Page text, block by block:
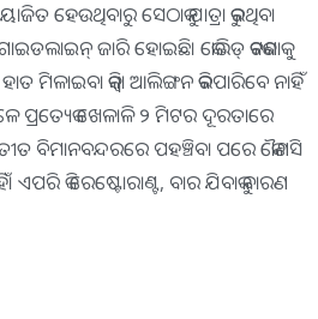
ହେଉଥିବାରୁ ସେଠାକୁ ଯାତ୍ରା କରୁଥିବା
ଜାରି ହୋଇଛି। କୋଭିଡ୍‌ କଟକଣାକୁ
ମିଳାଇବା କିମ୍ବା ଆଲିଙ୍ଗନ କରିପାରିବେ ନାହିଁ
ପ୍ରତ୍ୟେକ ଖେଳାଳି ୨ ମିଟର ଦୂରତାରେ
ବିମାନବନ୍ଦରରେ ପହଞ୍ଚିବା ପରେ କୌଣସି
ଏପରି କି ରେଷ୍ଟୋରାଣ୍ଟ, ବାର ଯିବାକୁ ବାରଣ